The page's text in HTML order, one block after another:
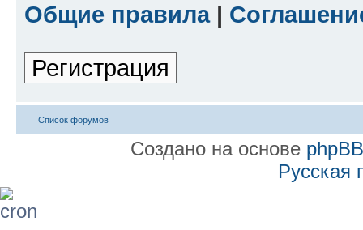
Общие правила|
Регистрация
Список форумов
Создано на основе phpBB
Русская